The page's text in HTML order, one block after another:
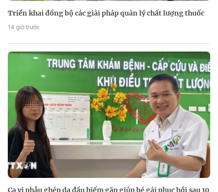
Triển khai đồng bộ các giải pháp quản lý chất lượng thuốc
14 giờ trước
Ca vi phẫu ghép da đầu hiếm gặp giúp bé gái phục hồi sau 10